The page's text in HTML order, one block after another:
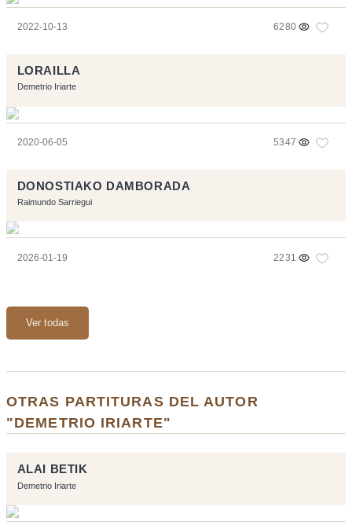
2022-10-13 6280
LORAILLA
Demetrio Iriarte
2020-06-05 5347
DONOSTIAKO DAMBORADA
Raimundo Sarriegui
2026-01-19 2231
Ver todas
OTRAS PARTITURAS DEL AUTOR
"DEMETRIO IRIARTE"
ALAI BETIK
Demetrio Iriarte